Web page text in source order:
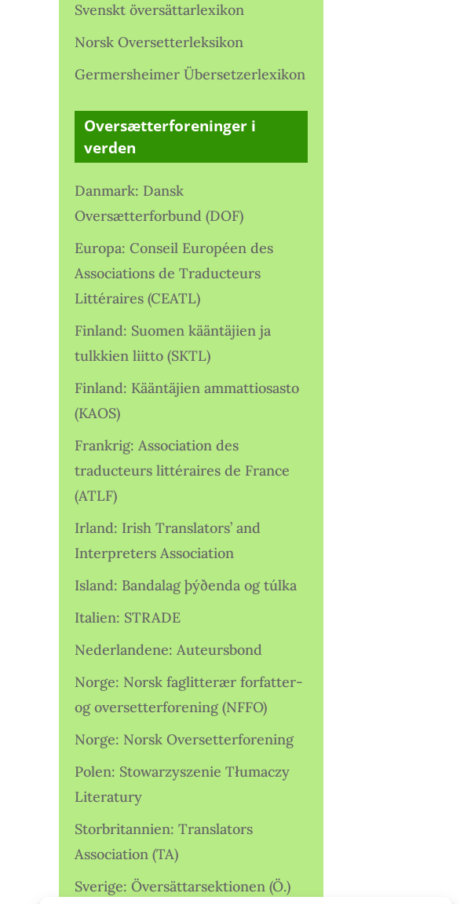
Svenskt översättarlexikon
Norsk Oversetterleksikon
Germersheimer Übersetzerlexikon
Oversætterforeninger i
verden
Danmark: Dansk
Oversætterforbund (DOF)
Europa: Conseil Européen des
Associations de Traducteurs
Littéraires (CEATL)
Finland: Suomen kääntäjien ja
tulkkien liitto (SKTL)
Finland: Kääntäjien ammattiosasto
(KAOS)
Frankrig: Association des
traducteurs littéraires de France
(ATLF)
Irland: Irish Translators’ and
Interpreters Association
Island: Bandalag þýðenda og túlka
Italien: STRADE
Nederlandene: Auteursbond
Norge: Norsk faglitterær forfatter-
og oversetterforening (NFFO)
Norge: Norsk Oversetterforening
Polen: Stowarzyszenie Tłumaczy
Literatury
Storbritannien: Translators
Association (TA)
Sverige: Översättarsektionen (Ö.)